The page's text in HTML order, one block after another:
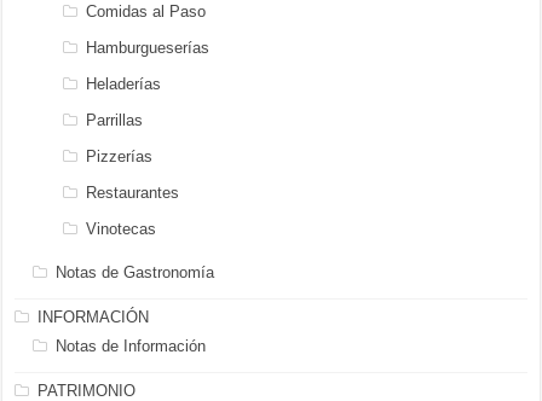
Comidas al Paso
Hamburgueserías
Heladerías
Parrillas
Pizzerías
Restaurantes
Vinotecas
Notas de Gastronomía
INFORMACIÓN
Notas de Información
PATRIMONIO